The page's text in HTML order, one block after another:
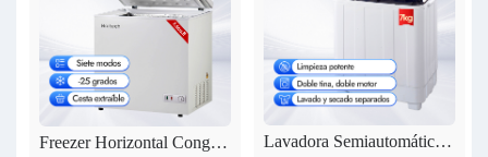
Freezer Horizontal Congelador Nevera 7.6cu.ft (215L) BD-215C Lavadora Semiautomática 7KG XPB70-1776